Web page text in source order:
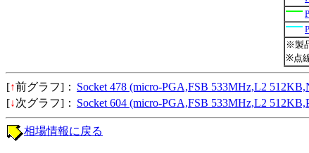
※製
※点
[↑前グラフ]： Socket 478 (micro-PGA,FSB 533MHz,L2
[↓次グラフ]： Socket 604 (micro-PGA,FSB 533MHz,L2
相場情報に戻る